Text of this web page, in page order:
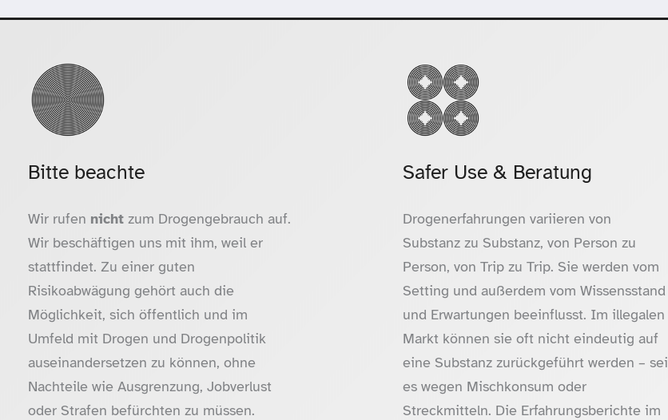
Bitte beachte
Wir rufen nicht zum Drogengebrauch auf.
Wir beschäftigen uns mit ihm, weil er
stattfindet. Zu einer guten
Risikoabwägung gehört auch die
Möglichkeit, sich öffentlich und im
Umfeld mit Drogen und Drogenpolitik
auseinandersetzen zu können, ohne
Nachteile wie Ausgrenzung, Jobverlust
oder Strafen befürchten zu müssen.
Safer Use & Beratung
Drogenerfahrungen variieren von
Substanz zu Substanz, von Person zu
Person, von Trip zu Trip. Sie werden vom
Setting und außerdem vom Wissensstand
und Erwartungen beeinflusst. Im illegalen
Markt können sie oft nicht eindeutig auf
eine Substanz zurückgeführt werden – sei
es wegen Mischkonsum oder
Streckmitteln. Die Erfahrungsberichte im